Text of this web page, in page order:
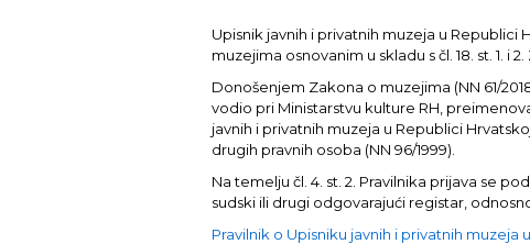
Upisnik javnih i privatnih muzeja u
muzejima osnovanim u skladu s čl. 18. st. 1. i
Donošenjem Zakona o muzejima (NN 61/
vodio pri Ministarstvu kulture RH,
javnih i privatnih muzeja u Republici
drugih pravnih osoba (NN 96/1999).
Na temelju čl. 4. st. 2. Pravilnika prijava se
sudski ili drugi odgovarajući registar,
Pravilnik o Upisniku javnih i privatnih muzeja